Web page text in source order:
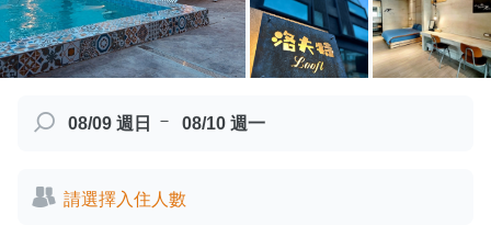
08/09 週日 － 08/10 週一
請選擇入住人數